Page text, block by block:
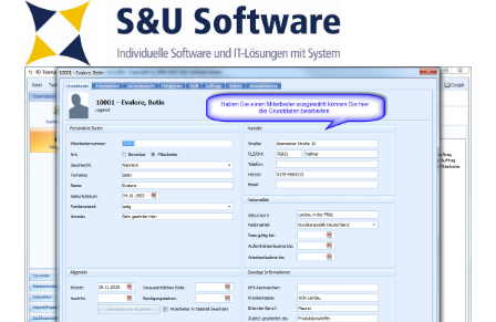
Skip
content
Open
mobile
menu
Close
mobile
menu